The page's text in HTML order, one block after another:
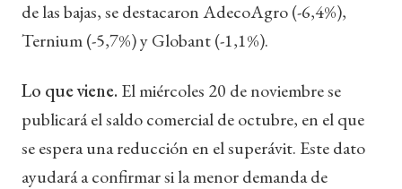
de las bajas, se destacaron AdecoAgro (-6,4%),
Ternium (-5,7%) y Globant (-1,1%).
Lo que viene. El miércoles 20 de noviembre se
publicará el saldo comercial de octubre, en el que
se espera una reducción en el superávit. Este dato
ayudará a confirmar si la menor demanda de